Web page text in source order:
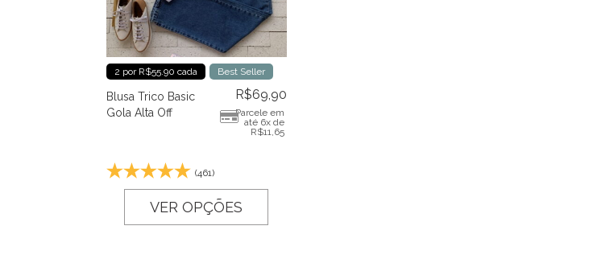
2 por R$55.90 cada Best Seller
Blusa Trico Basic
Gola Alta Off
R$69,90
Parcele em
até 6x de
R$11,65
(461)
VER OPÇÕES